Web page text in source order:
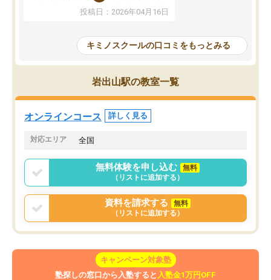
を詰め込むのではなく、自学自習の習
慣が身につくよう並走してくれるの
はなくなりました。
講師の方との距離も近く、親身なコー
チングのおかげで、停滞期もモチベー
ションを維持できました。「やらされ
る勉強」から「目標のための勉強」へ
意識が変わったことが、目標校への合
投稿日：2026年04月16日
の仕方をコーチングして
ルなので、家での学習習
身につきました。結果と
た。自分から学ぶ姿勢を
キミノスクールの口コミをもっとみる
岩出山駅の教室一覧
オンラインコース 詳しく見る
対応エリア 全国
無料体験を申し込む
無料
（リストに追加する）
資料を請求する
無料
（リストに追加する）
キャンペーン対象塾
塾探しの窓口から入塾すると 入塾金1万円OFF